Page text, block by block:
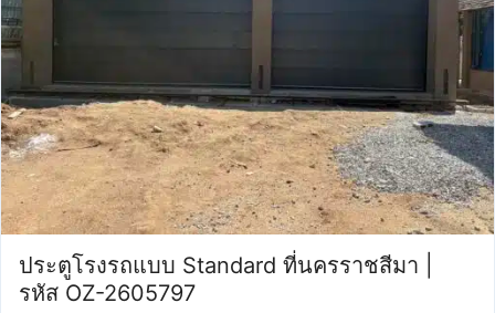
ประตูโรงรถแบบ Standard ที่นครราชสีมา |
รหัส OZ-2605797